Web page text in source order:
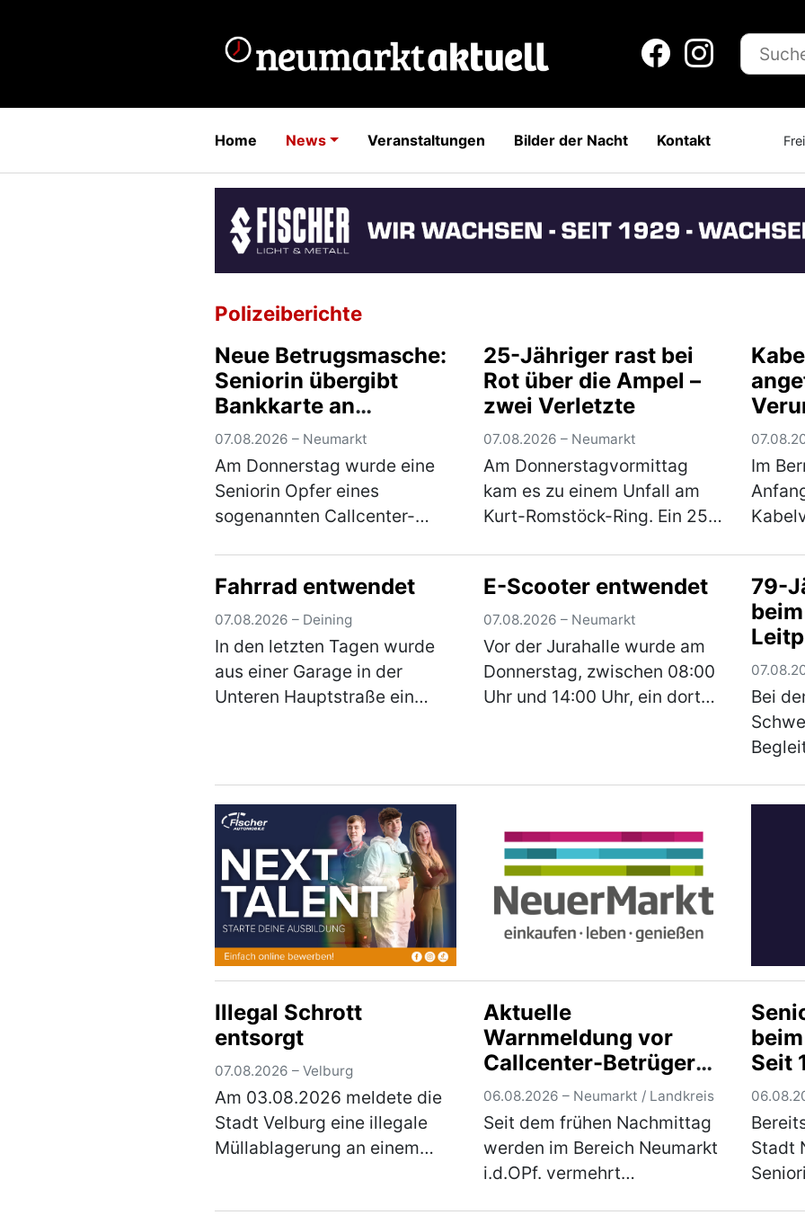
Home News Veranstaltungen Bilder der Nacht Kontakt
Polizeiberichte
Neue Betrugsmasche:
Seniorin übergibt
Bankkarte an
Unbekannten
07.08.2026 – Neumarkt
Am Donnerstag wurde eine
Seniorin Opfer eines
sogenannten Callcenter-
ihre Bankkarte samt PIN an
eine unbekannte Person.
Anschließend kam es zu
einer…(mehr)
25-Jähriger rast bei
Rot über die Ampel –
zwei Verletzte
07.08.2026 – Neumarkt
Am Donnerstagvormittag
kam es zu einem Unfall am
Kurt-Romstöck-Ring. Ein 25-
unterwegs, als er an der
Kreuzung mit der
Ringstraße/St-Florian-Straß…
(mehr)
Im
Der
der
den …
Fahrrad entwendet
07.08.2026 – Deining
In den letzten Tagen wurde
aus einer Garage in der
Unteren Hauptstraße ein
laufenden E… (mehr)
E-Scooter entwendet
07.08.2026 – Neumarkt
Vor der Jurahalle wurde am
Donnerstag, zwischen 08:00
Uhr und 14:00 Uhr, ein dort
79-
Bei
Der
Illegal Schrott
entsorgt
07.08.2026 – Velburg
Am 03.08.2026 meldete die
Stadt Velburg eine illegale
Müllablagerung an einem
Aktuelle
Warnmeldung vor
Callcenter-Betrügern
im Bereich Neumarkt
i.d.OPf.
06.08.2026 – Neumarkt / Landkreis
Seit dem frühen Nachmittag
werden im Bereich Neumarkt
i.d.OPf. vermehrt
Seit
Stadt